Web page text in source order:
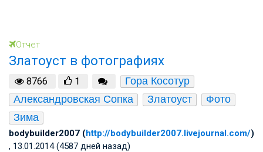
Отчет
Златоуст в фотографиях
8766 1
Гора Косотур
Александровская Сопка
Златоуст
Фото
Зима
bodybuilder2007 (http://bodybuilder2007.livejournal.com/)
, 13.01.2014 (4587 дней назад)